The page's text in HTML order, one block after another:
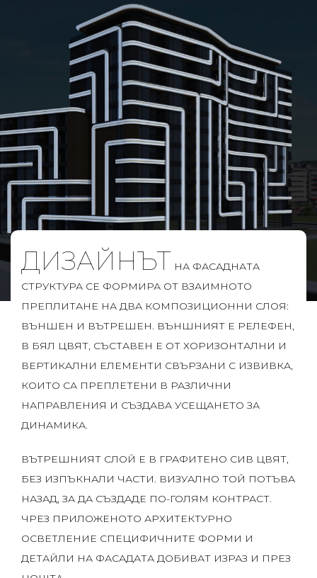
ДИЗАЙНЪТ НА ФАСАДНАТА
СТРУКТУРА СЕ ФОРМИРА ОТ ВЗАИМНОТО
ПРЕПЛИТАНЕ НА ДВА КОМПОЗИЦИОННИ СЛОЯ:
ВЪНШЕН И ВЪТРЕШЕН. ВЪНШНИЯТ Е РЕЛЕФЕН,
В БЯЛ ЦВЯТ, СЪСТАВЕН Е ОТ ХОРИЗОНТАЛНИ И
ВЕРТИКАЛНИ ЕЛЕМЕНТИ СВЪРЗАНИ С ИЗВИВКА,
КОИТО СА ПРЕПЛЕТЕНИ В РАЗЛИЧНИ
НАПРАВЛЕНИЯ И СЪЗДАВА УСЕЩАНЕТО ЗА
ДИНАМИКА.
ВЪТРЕШНИЯТ СЛОЙ Е В ГРАФИТЕНО СИВ ЦВЯТ,
БЕЗ ИЗПЪКНАЛИ ЧАСТИ. ВИЗУАЛНО ТОЙ ПОТЪВА
НАЗАД, ЗА ДА СЪЗДАДЕ ПО-ГОЛЯМ КОНТРАСТ.
ЧРЕЗ ПРИЛОЖЕНОТО АРХИТЕКТУРНО
ОСВЕТЛЕНИЕ СПЕЦИФИЧНИТЕ ФОРМИ И
ДЕТАЙЛИ НА ФАСАДАТА ДОБИВАТ ИЗРАЗ И ПРЕЗ